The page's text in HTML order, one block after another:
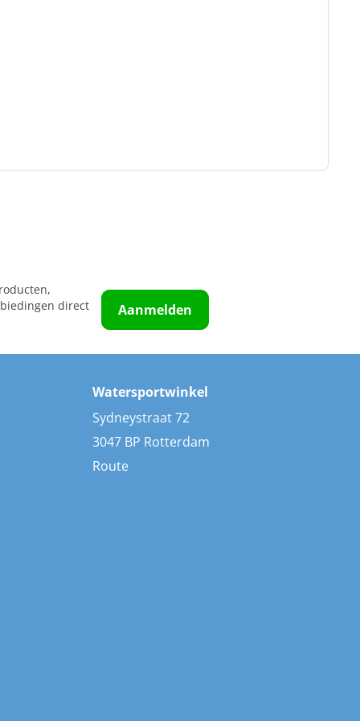
direct
Aanmelden
Watersportwinkel
Sydneystraat 72
3047 BP Rotterdam
Route